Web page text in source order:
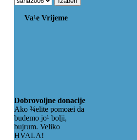
Va¹e Vrijeme
Dobrovoljne donacije
Ako ¾elite pomoæi da
budemo jo¹ bolji,
bujrum. Veliko
HVALA!